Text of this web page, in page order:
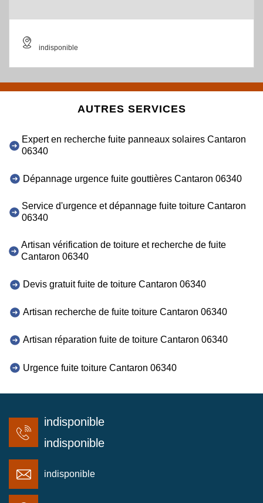
indisponible
AUTRES SERVICES
Expert en recherche fuite panneaux solaires Cantaron
06340
Dépannage urgence fuite gouttières Cantaron 06340
Service d'urgence et dépannage fuite toiture Cantaron
06340
Artisan vérification de toiture et recherche de fuite
Cantaron 06340
Devis gratuit fuite de toiture Cantaron 06340
Artisan recherche de fuite toiture Cantaron 06340
Artisan réparation fuite de toiture Cantaron 06340
Urgence fuite toiture Cantaron 06340
indisponible
indisponible
indisponible